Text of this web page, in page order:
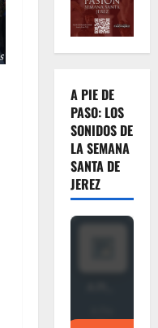
A PIE DE
PASO: LOS
SONIDOS DE
LA SEMANA
SANTA DE
JEREZ